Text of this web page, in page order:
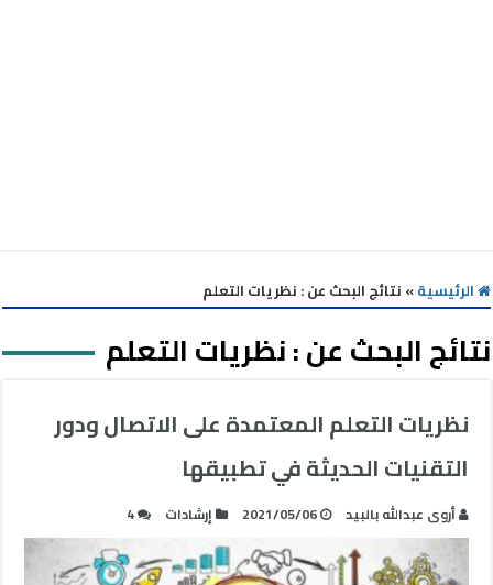
الرئيسية» نتائج البحث عن : نظريات التعلم
نتائج البحث عن :نظريات التعلم
نظريات التعلم المعتمدة على الاتصال ودور
التقنيات الحديثة في تطبيقها
أروى عبدالله بالبيد 2021/05/06 إرشادات 4